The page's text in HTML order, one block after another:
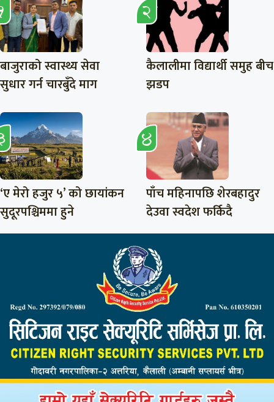
बाजुराको स्वास्थ्य सेवा
सुधार गर्न चारबुँदे माग
कैलालीमा विद्यार्थी समुह बीच
झडप
‘ए मेरो हजुर ५’ को छायांकन
सुदूरपश्चिममा हुने
पाँच महिनापछि शेरबहादुर
देउवा स्वदेश फर्किदै